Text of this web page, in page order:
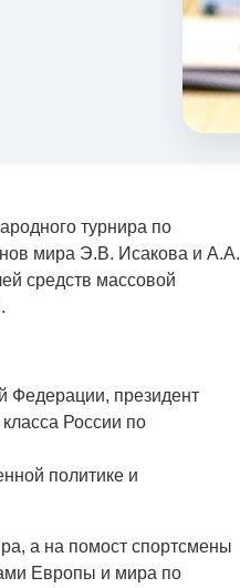
турнира по
мира Э.В. Исакова и А.А.
средств массовой
Федерации, президент
России по
политике и
а на помост спортсмены
Европы и мира по